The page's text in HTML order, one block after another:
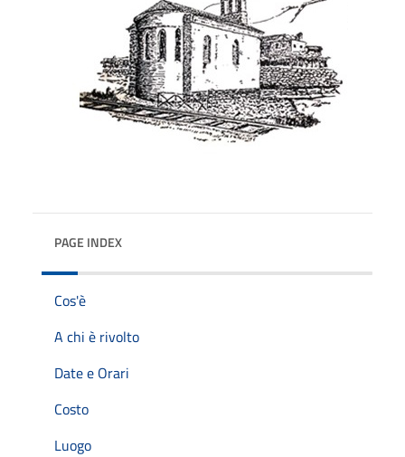
PAGE INDEX
Cos'è
A chi è rivolto
Date e Orari
Costo
Luogo